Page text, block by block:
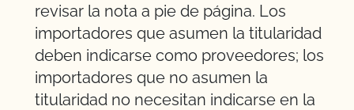
revisar la nota a pie de página. Los
importadores que asumen la titularidad
deben indicarse como proveedores; los
importadores que no asumen la
titularidad no necesitan indicarse en la